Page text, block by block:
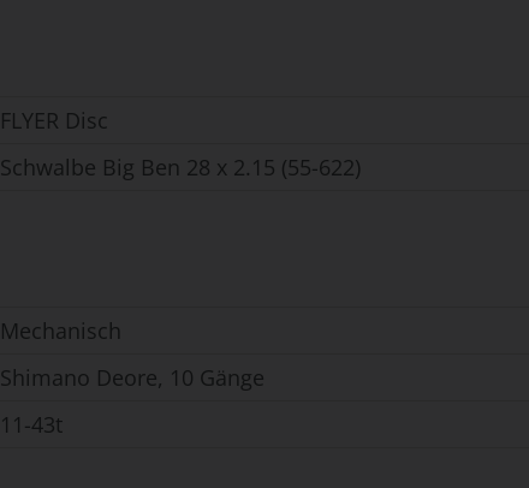
FLYER Disc
Schwalbe Big Ben 28 x 2.15 (55-622)
Mechanisch
Shimano Deore, 10 Gänge
11-43t